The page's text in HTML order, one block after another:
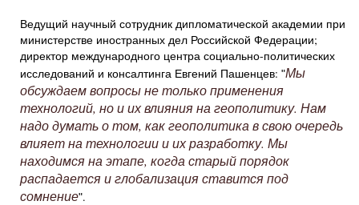
Ведущий научный сотрудник дипломатической академии при
министерстве иностранных дел Российской Федерации;
директор международного центра социально-политических
исследований и консалтинга Евгений Пашенцев: ʺМы
обсуждаем вопросы не только применения
технологий, но и их влияния на геополитику. Нам
надо думать о том, как геополитика в свою очередь
влияет на технологии и их разработку. Мы
находимся на этапе, когда старый порядок
распадается и глобализация ставится под
сомнениеʺ.